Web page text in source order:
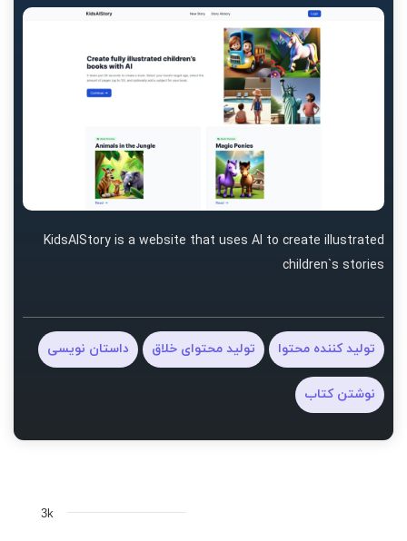
KidsAIStory is a website that uses AI to create illustrated
children`s stories
تولید کننده محتوا تولید محتوای خلاق داستان نویسی
نوشتن کتاب
3k